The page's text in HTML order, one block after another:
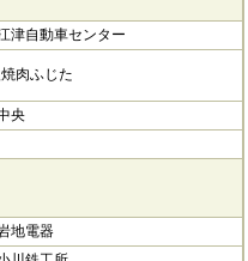
津自動車センター
肉ふじた
央
地電器